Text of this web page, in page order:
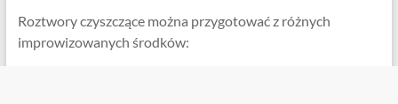
Roztwory czyszczące można przygotować z różnych
improwizowanych środków: